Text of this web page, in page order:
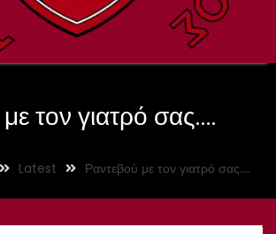
τον γιατρό σας….
Latest Ραντεβού με τον γιατρό σας….